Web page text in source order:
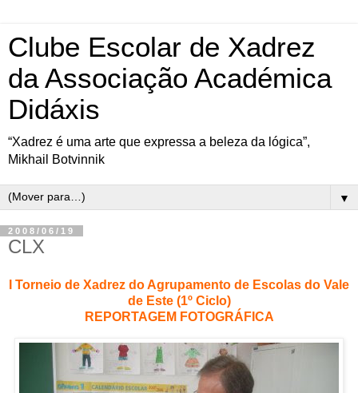
Clube Escolar de Xadrez
da Associação Académica
Didáxis
“Xadrez é uma arte que expressa a beleza da lógica”,
Mikhail Botvinnik
▼
2008/06/19
CLX
I Torneio de Xadrez do Agrupamento de Escolas do Vale
de Este (1º Ciclo)
REPORTAGEM FOTOGRÁFICA